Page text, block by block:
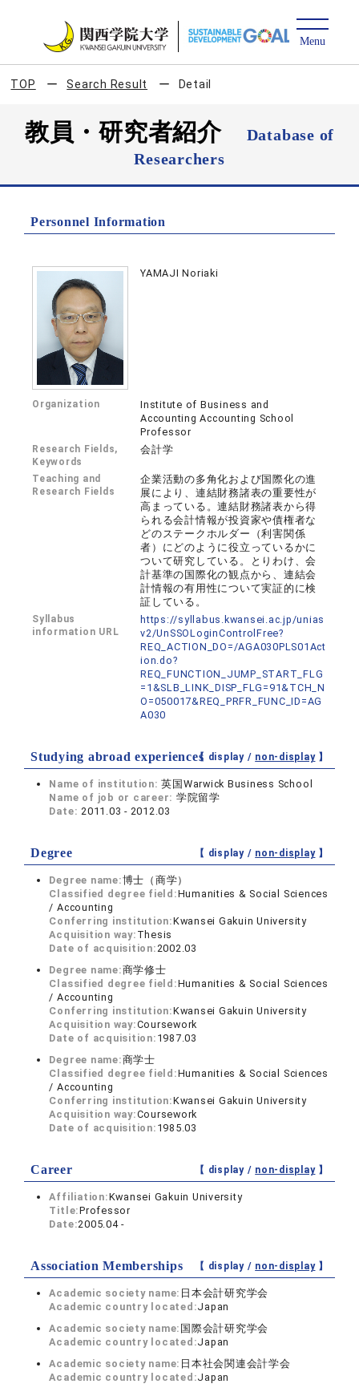
TOP Search Result Detail
教員・研究者紹介
Database of
Researchers
Personnel Information
YAMAJI Noriaki
Organization
Institute of Business and
Accounting Accounting School
Professor
Research Fields,
Keywords
会計学
Teaching and
Research Fields
企業活動の多角化および国際化の進
展により、連結財務諸表の重要性が
高まっている。連結財務諸表から得
られる会計情報が投資家や債権者な
どのステークホルダー（利害関係
者）にどのように役立っているかに
ついて研究している。とりわけ、会
計基準の国際化の観点から、連結会
計情報の有用性について実証的に検
証している。
Syllabus
information URL
https://syllabus.kwansei.ac.jp/unias
v2/UnSSOLoginControlFree?
REQ_ACTION_DO=/AGA030PLS01Act
ion.do?
REQ_FUNCTION_JUMP_START_FLG
=1&SLB_LINK_DISP_FLG=91&TCH_N
O=050017&REQ_PRFR_FUNC_ID=AG
A030
Studying abroad experiences【 display / non-display】
Name of institution:英国Warwick Business School
Name of job or career: 学院留学
Date:2011.03 - 2012.03
Degree 【 display / non-display】
Degree name:博士（商学）
Classified degree field:Humanities & Social Sciences
/ Accounting
Conferring institution:Kwansei Gakuin University
Acquisition way: Thesis
Date of acquisition:2002.03
Degree name:商学修士
Classified degree field:Humanities & Social Sciences
/ Accounting
Conferring institution:Kwansei Gakuin University
Acquisition way:Coursework
Date of acquisition: 1987.03
Degree name:商学士
Classified degree field:Humanities & Social Sciences
/ Accounting
Conferring institution:Kwansei Gakuin University
Acquisition way:Coursework
Date of acquisition: 1985.03
Career 【 display / non-display】
Affiliation:Kwansei Gakuin University
Title:Professor
Date:2005.04 -
Association Memberships 【 display / non-display】
Academic society name: 日本会計研究学会
Academic country located:Japan
Academic society name: 国際会計研究学会
Academic country located:Japan
Academic society name: 日本社会関連会計学会
Academic country located:Japan